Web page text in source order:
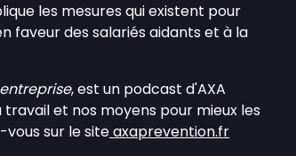
les mesures qui existent pour
faveur des salariés aidants et à la
, est un podcast d'AXA
et nos moyens pour mieux les
vous sur le siteaxaprevention.fr